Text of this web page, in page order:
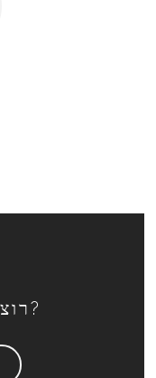
רוצה לעבוד איתנו?